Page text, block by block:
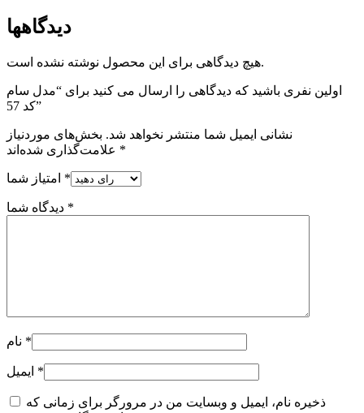
دیدگاهها
هیچ دیدگاهی برای این محصول نوشته نشده است.
اولین نفری باشید که دیدگاهی را ارسال می کنید برای “مدل سام
کد 57”
نشانی ایمیل شما منتشر نخواهد شد. بخش‌های موردنیاز
*
*
*
*
*
ذخیره نام، ایمیل و وبسایت من در مرورگر برای زمانی که